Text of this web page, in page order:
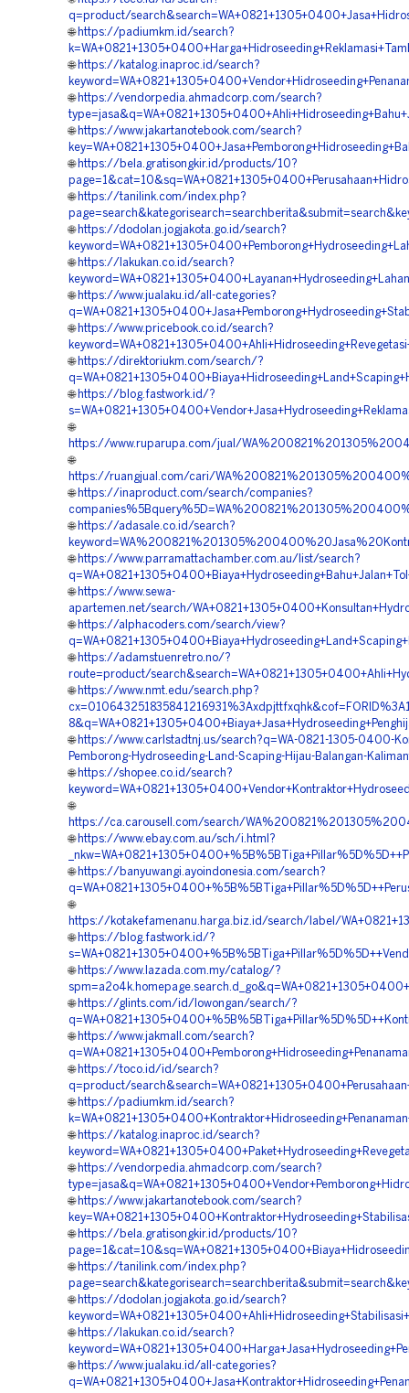
q=product/
🌐 https://padiumkm.id/search?
🌐 https://katalog.inaproc.id/search?
🌐 https://vendorpedia.ahmadcorp.com/search?
🌐 https://www.jakartanotebook.com/search?
🌐 https://bela.gratisongkir.id/products/10?
🌐 https://tanilink.com/index.php?
🌐 https://dodolan.jogjakota.go.id/search?
🌐 https://lakukan.co.id/search?
🌐 https://www.jualaku.id/all-categories?
🌐 https://www.pricebook.co.id/search?
🌐 https://direktoriukm.com/search/?
🌐 https://blog.fastwork.id/?
🌐
https://www.ruparupa.com/jual/
🌐
https://ruangjual.com/cari/
🌐 https://inaproduct.com/search/companies?
🌐 https://adasale.co.id/search?
🌐 https://www.parramattachamber.com.au/list/search?
🌐 https://www.sewa-
apartemen.net/search/
🌐 https://alphacoders.com/search/view?
🌐 https://adamstuenretro.no/?
route=product/
🌐 https://www.nmt.edu/search.php?
🌐 https://www.carlstadtnj.us/search?q=WA-0821-1305-0400-
Pemborong-Hydroseeding-Land-Scaping-Hijau-Balangan-
🌐 https://shopee.co.id/search?
🌐
https://ca.carousell.com/search/
🌐 https://www.ebay.com.au/sch/i.html?
🌐 https://banyuwangi.ayoindonesia.com/search?
🌐
https://kotakefamenanu.harga.biz.id/search/label/
🌐 https://blog.fastwork.id/?
🌐 https://www.lazada.com.my/catalog/?
🌐 https://glints.com/id/lowongan/search/?
🌐 https://www.jakmall.com/search?
🌐 https://toco.id/id/search?
q=product/
🌐 https://padiumkm.id/search?
🌐 https://katalog.inaproc.id/search?
🌐 https://vendorpedia.ahmadcorp.com/search?
🌐 https://www.jakartanotebook.com/search?
🌐 https://bela.gratisongkir.id/products/10?
🌐 https://tanilink.com/index.php?
🌐 https://dodolan.jogjakota.go.id/search?
🌐 https://lakukan.co.id/search?
🌐 https://www.jualaku.id/all-categories?